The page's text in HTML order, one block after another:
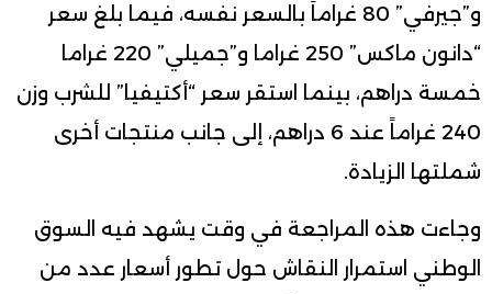
و”جيرفي” 80 غراماً بالسعر نفسه، فيما بلغ سعر
“دانون ماكس” 250 غراما و”جميلي” 220 غراما
خمسة دراهم، بينما استقر سعر “أكتيفيا” للشرب وزن
240 غراماً عند 6 دراهم، إلى جانب منتجات أخرى
شملتها الزيادة.
وجاءت هذه المراجعة في وقت يشهد فيه السوق
الوطني استمرار النقاش حول تطور أسعار عدد من